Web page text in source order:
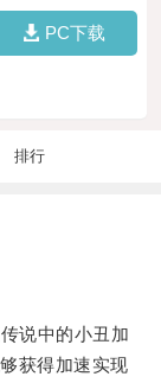
PC下载
排行
说中的小丑加
获得加速实现